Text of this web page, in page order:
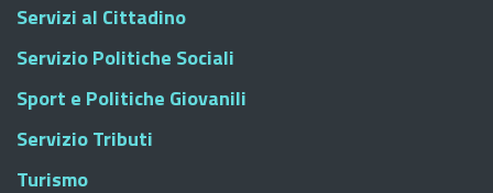
Servizi al Cittadino
Servizio Politiche Sociali
Sport e Politiche Giovanili
Servizio Tributi
Turismo